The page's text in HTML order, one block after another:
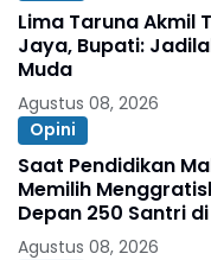
Lima Taruna Akmil
Jaya, Bupati:
Muda
Agustus 08, 2026
Opini
Saat Pendidikan
Memilih
Depan 250 Santri
Agustus 08, 2026